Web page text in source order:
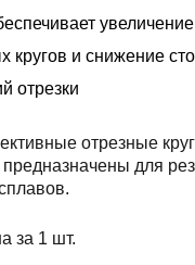
кругов и снижение
отрезки
отрезные
для
за 1 шт.